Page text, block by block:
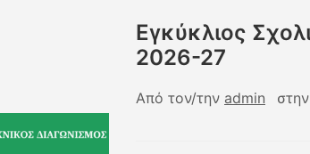
Εγκύκλιος
2026-27
Από τον/την admin στην